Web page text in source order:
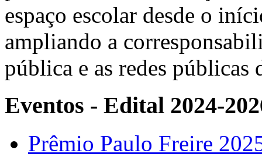
espaço escolar desde o
ampliando a
pública e as redes públicas
Eventos - Edital 2024-
Prêmio Paulo Freire